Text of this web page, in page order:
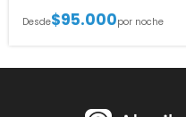
Desde$95.000por noche